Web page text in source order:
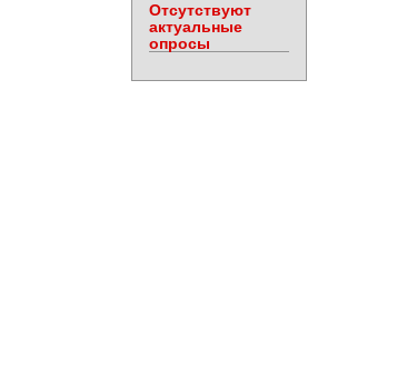
Отсутствуют
актуальные
опросы